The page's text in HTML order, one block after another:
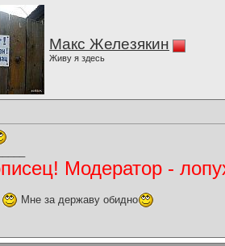
Макс Железякин
Живу я здесь
Модератор -
Мне за державу обидно